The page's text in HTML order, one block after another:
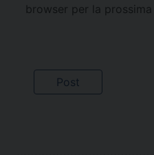
browser per la